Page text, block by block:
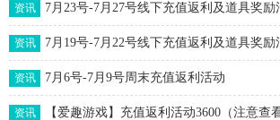
资讯 7月23号-7月27号线下充值返利及道具奖励
资讯 7月19号-7月22号线下充值返利及道具奖励
资讯 7月6号-7月9号周末充值返利活动
资讯 【爱趣游戏】充值返利活动3600（注意查